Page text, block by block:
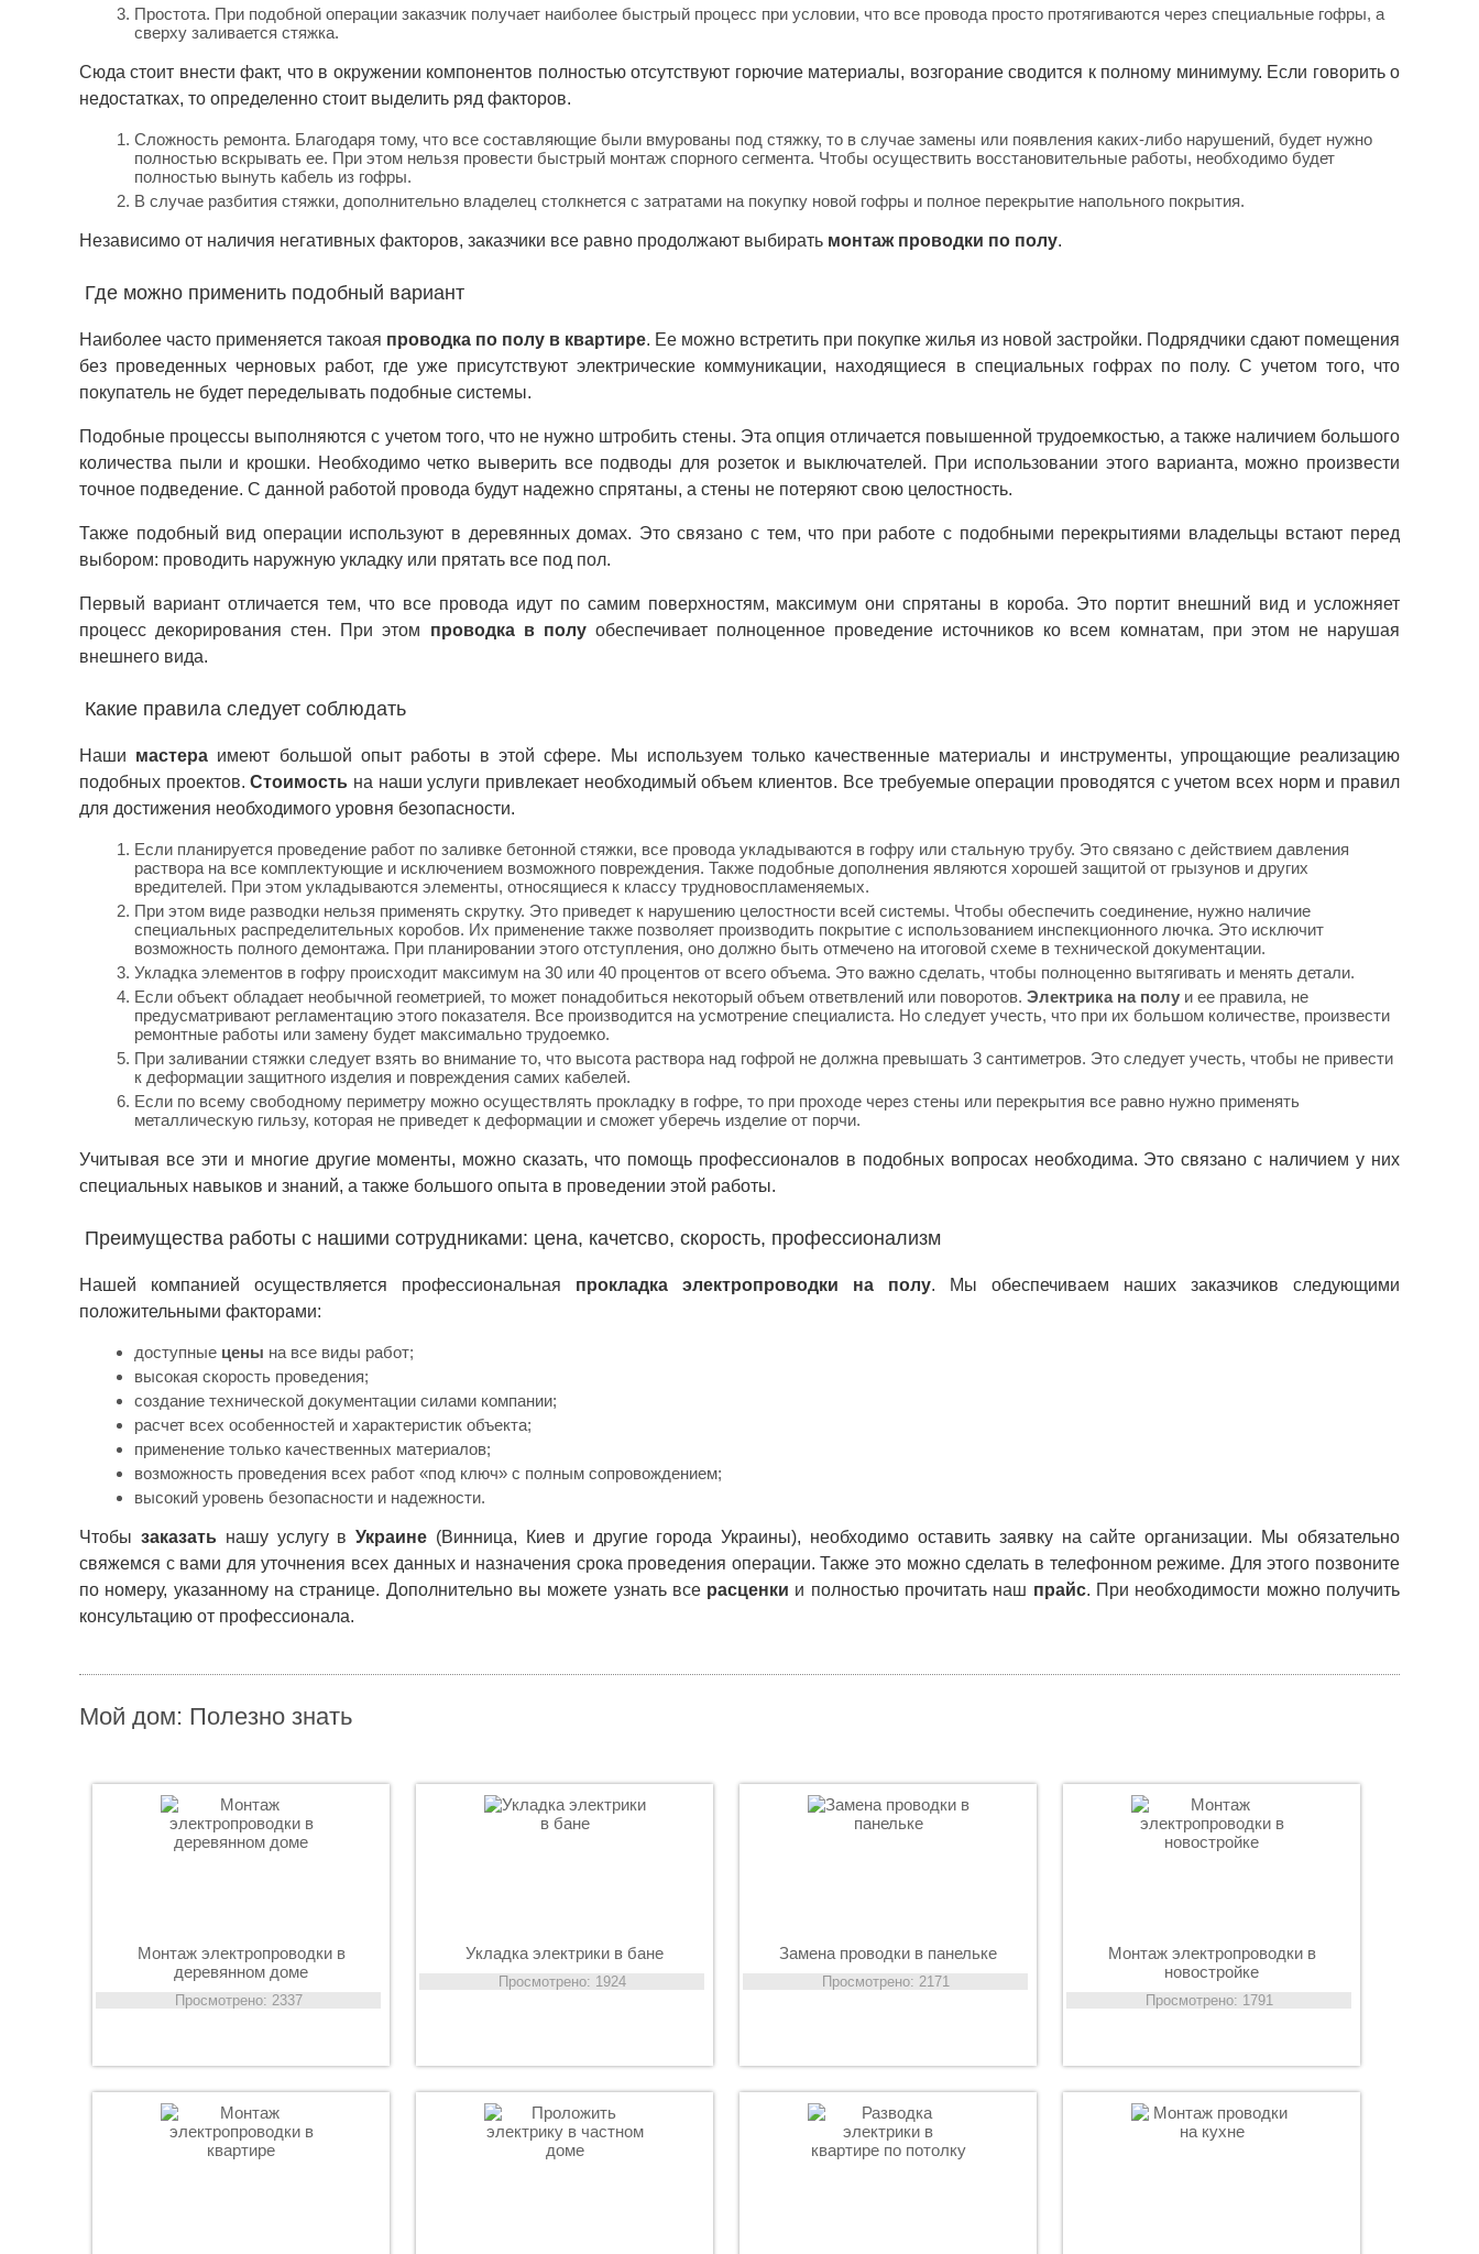
Простота. При подобной операции заказчик получает наиболее быстрый процесс при условии, что все провода просто протягиваются через специальные гофры, а
сверху заливается стяжка.
Сюда стоит внести факт, что в окружении компонентов полностью отсутствуют горючие материалы, возгорание сводится к полному минимуму. Если говорить о
недостатках, то определенно стоит выделить ряд факторов.
Сложность ремонта. Благодаря тому, что все составляющие были вмурованы под стяжку, то в случае замены или появления каких-либо нарушений, будет нужно
полностью вскрывать ее. При этом нельзя провести быстрый монтаж спорного сегмента. Чтобы осуществить восстановительные работы, необходимо будет
полностью вынуть кабель из гофры.
В случае разбития стяжки, дополнительно владелец столкнется с затратами на покупку новой гофры и полное перекрытие напольного покрытия.
Независимо от наличия негативных факторов, заказчики все равно продолжают выбирать монтаж проводки по полу.
Где можно применить подобный вариант
Наиболее часто применяется такоая проводка по полу в квартире. Ее можно встретить при покупке жилья из новой застройки. Подрядчики сдают помещения
без проведенных черновых работ, где уже присутствуют электрические коммуникации, находящиеся в специальных гофрах по полу. С учетом того, что
покупатель не будет переделывать подобные системы.
Подобные процессы выполняются с учетом того, что не нужно штробить стены. Эта опция отличается повышенной трудоемкостью, а также наличием большого
количества пыли и крошки. Необходимо четко выверить все подводы для розеток и выключателей. При использовании этого варианта, можно произвести
точное подведение. С данной работой провода будут надежно спрятаны, а стены не потеряют свою целостность.
Также подобный вид операции используют в деревянных домах. Это связано с тем, что при работе с подобными перекрытиями владельцы встают перед
выбором: проводить наружную укладку или прятать все под пол.
Первый вариант отличается тем, что все провода идут по самим поверхностям, максимум они спрятаны в короба. Это портит внешний вид и усложняет
процесс декорирования стен. При этом проводка в полу обеспечивает полноценное проведение источников ко всем комнатам, при этом не нарушая
внешнего вида.
Какие правила следует соблюдать
Наши мастера имеют большой опыт работы в этой сфере. Мы используем только качественные материалы и инструменты, упрощающие реализацию
подобных проектов.Стоимость на наши услуги привлекает необходимый объем клиентов. Все требуемые операции проводятся с учетом всех норм и правил
для достижения необходимого уровня безопасности.
Если планируется проведение работ по заливке бетонной стяжки, все провода укладываются в гофру или стальную трубу. Это связано с действием давления
раствора на все комплектующие и исключением возможного повреждения. Также подобные дополнения являются хорошей защитой от грызунов и других
вредителей. При этом укладываются элементы, относящиеся к классу трудновоспламеняемых.
При этом виде разводки нельзя применять скрутку. Это приведет к нарушению целостности всей системы. Чтобы обеспечить соединение, нужно наличие
специальных распределительных коробов. Их применение также позволяет производить покрытие с использованием инспекционного лючка. Это исключит
возможность полного демонтажа. При планировании этого отступления, оно должно быть отмечено на итоговой схеме в технической документации.
Укладка элементов в гофру происходит максимум на 30 или 40 процентов от всего объема. Это важно сделать, чтобы полноценно вытягивать и менять детали.
Если объект обладает необычной геометрией, то может понадобиться некоторый объем ответвлений или поворотов. Электрика на полу и ее правила, не
предусматривают регламентацию этого показателя. Все производится на усмотрение специалиста. Но следует учесть, что при их большом количестве, произвести
ремонтные работы или замену будет максимально трудоемко.
При заливании стяжки следует взять во внимание то, что высота раствора над гофрой не должна превышать 3 сантиметров. Это следует учесть, чтобы не привести
к деформации защитного изделия и повреждения самих кабелей.
Если по всему свободному периметру можно осуществлять прокладку в гофре, то при проходе через стены или перекрытия все равно нужно применять
металлическую гильзу, которая не приведет к деформации и сможет уберечь изделие от порчи.
Учитывая все эти и многие другие моменты, можно сказать, что помощь профессионалов в подобных вопросах необходима. Это связано с наличием у них
специальных навыков и знаний, а также большого опыта в проведении этой работы.
Преимущества работы с нашими сотрудниками: цена, качетсво, скорость, профессионализм
Нашей компанией осуществляется профессиональная прокладка электропроводки на полу. Мы обеспечиваем наших заказчиков следующими
положительными факторами:
доступные цены на все виды работ;
высокая скорость проведения;
создание технической документации силами компании;
расчет всех особенностей и характеристик объекта;
применение только качественных материалов;
возможность проведения всех работ «под ключ» с полным сопровождением;
высокий уровень безопасности и надежности.
Чтобы заказатьнашу услугу вУкраине (Винница, Киев и другие города Украины), необходимо оставить заявку на сайте организации. Мы обязательно
свяжемся с вами для уточнения всех данных и назначения срока проведения операции. Также это можно сделать в телефонном режиме. Для этого позвоните
по номеру, указанному на странице. Дополнительно вы можете узнать все расценки и полностью прочитать наш прайс. При необходимости можно получить
консультацию от профессионала.
Теги: круглосуточно вызов сантехника, вызвать мастера на дом, мастер по дому, муж на час
Мой дом: Полезно знать
Монтаж электропроводки в
деревянном доме
Просмотрено: 2337
Укладка электрики в бане
Просмотрено: 1924
Замена проводки в панельке
Просмотрено: 2171
Монтаж электропроводки в
новостройке
Просмотрено: 1791